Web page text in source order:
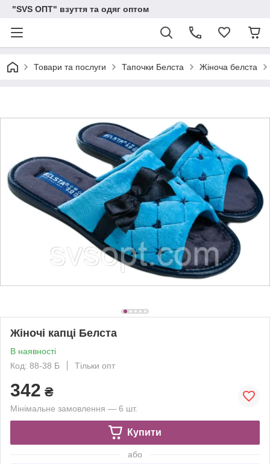
"SVS ОПТ" взуття та одяг оптом
Товари та послуги Тапочки Белста Жіноча белста
Жіночi капці Белста
В наявності
Код: 88-38 Б
Тільки опт
342 ₴
Мінімальне замовлення — 6 шт.
Купити
або